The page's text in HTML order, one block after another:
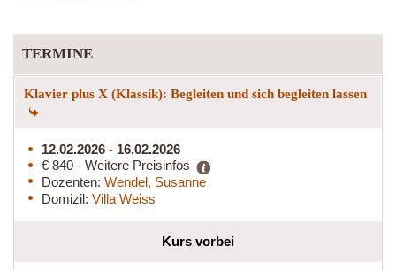
TERMINE
Klavier plus X (Klassik): Begleiten und sich begleiten lassen
12.02.2026 - 16.02.2026
€ 840 - Weitere Preisinfos
Dozenten: Wendel, Susanne
Domizil: Villa Weiss
Kurs vorbei